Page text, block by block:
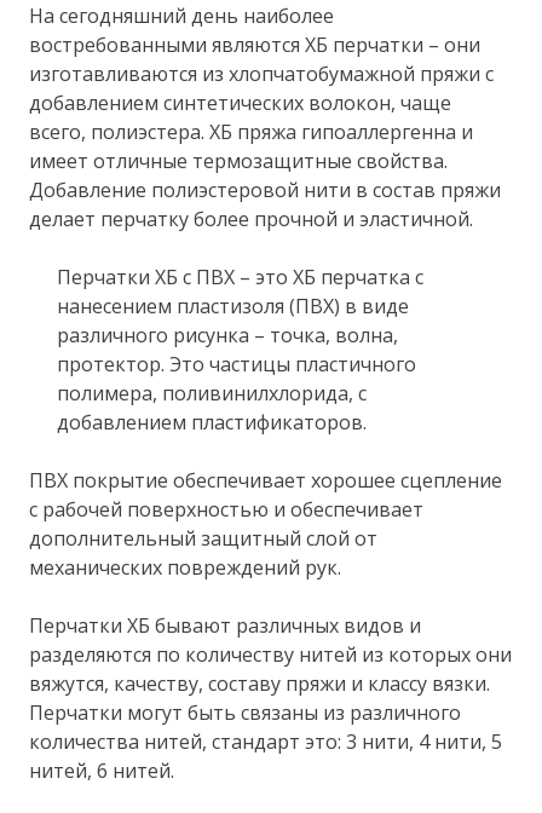
На сегодняшний день наиболее
востребованными являются ХБ перчатки – они
изготавливаются из хлопчатобумажной пряжи с
добавлением синтетических волокон, чаще
всего, полиэстера. ХБ пряжа гипоаллергенна и
имеет отличные термозащитные свойства.
Добавление полиэстеровой нити в состав пряжи
делает перчатку более прочной и эластичной.
Перчатки ХБ с ПВХ – это ХБ перчатка с
нанесением пластизоля (ПВХ) в виде
различного рисунка – точка, волна,
протектор. Это частицы пластичного
полимера, поливинилхлорида, с
добавлением пластификаторов.
ПВХ покрытие обеспечивает хорошее сцепление
с рабочей поверхностью и обеспечивает
дополнительный защитный слой от
механических повреждений рук.
Перчатки ХБ бывают различных видов и
разделяются по количеству нитей из которых они
вяжутся, качеству, составу пряжи и классу вязки.
Перчатки могут быть связаны из различного
количества нитей, стандарт это: 3 нити, 4 нити, 5
нитей, 6 нитей.